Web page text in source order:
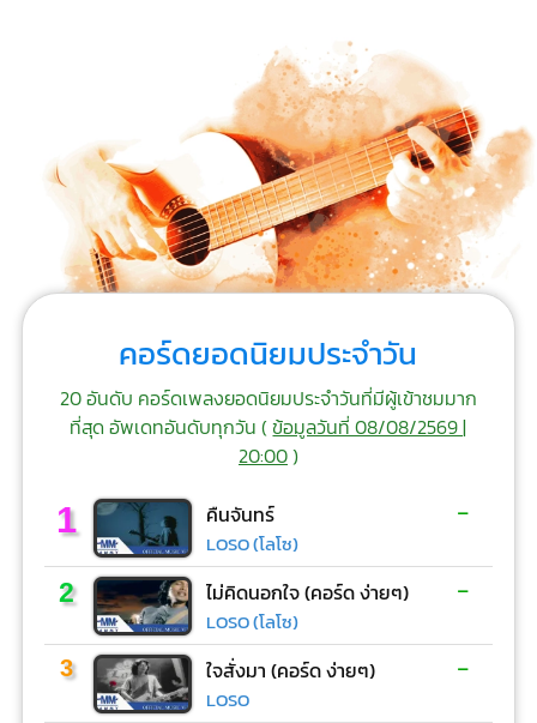
คอร์ดยอดนิยมประจำวัน
20 อันดับ คอร์ดเพลงยอดนิยมประจำวันที่มีผู้เข้าชมมาก
ที่สุด อัพเดทอันดับทุกวัน (ข้อมูลวันที่ 08/08/2569 |
20:00)
1 คืนจันทร์
LOSO (โลโซ)
-
2 ไม่คิดนอกใจ (คอร์ด ง่ายๆ)
LOSO (โลโซ)
-
3 ใจสั่งมา (คอร์ด ง่ายๆ)
LOSO
-